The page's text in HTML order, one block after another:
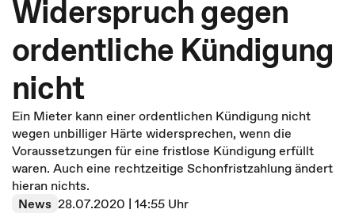
Widerspruch gegen
ordentliche Kündigung
nicht
Ein Mieter kann einer ordentlichen Kündigung nicht
wegen unbilliger Härte widersprechen, wenn die
Voraussetzungen für eine fristlose Kündigung erfüllt
waren. Auch eine rechtzeitige Schonfristzahlung ändert
hieran nichts.
News 28.07.2020 | 14:55 Uhr